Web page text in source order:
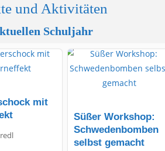
und Aktivitäten
Schuljahr
mit
Süßer Workshop:
Schwedenbomben
selbst gemacht